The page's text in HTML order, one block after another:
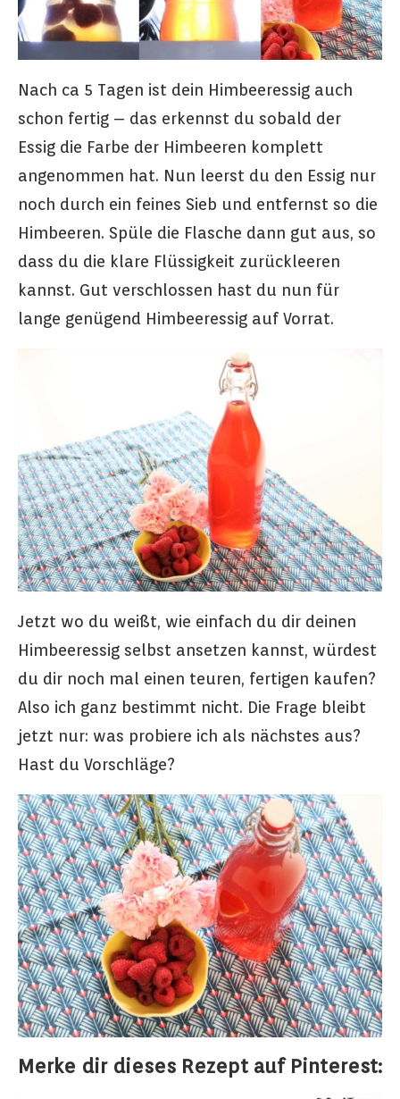
Nach ca 5 Tagen ist dein Himbeeressig auch
schon fertig – das erkennst du sobald der
Essig die Farbe der Himbeeren komplett
angenommen hat. Nun leerst du den Essig nur
noch durch ein feines Sieb und entfernst so die
Himbeeren. Spüle die Flasche dann gut aus, so
dass du die klare Flüssigkeit zurückleeren
kannst. Gut verschlossen hast du nun für
lange genügend Himbeeressig auf Vorrat.
Jetzt wo du weißt, wie einfach du dir deinen
Himbeeressig selbst ansetzen kannst, würdest
du dir noch mal einen teuren, fertigen kaufen?
Also ich ganz bestimmt nicht. Die Frage bleibt
jetzt nur: was probiere ich als nächstes aus?
Hast du Vorschläge?
Merke dir dieses Rezept auf Pinterest: